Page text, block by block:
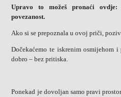
Upravo to možeš pronaći ovdje:
povezanost.
Ako si se prepoznala u ovoj priči,
Dočekaćemo te iskrenim osmijehom
dobro – bez pritiska.
Ponekad je dovoljan samo pravi